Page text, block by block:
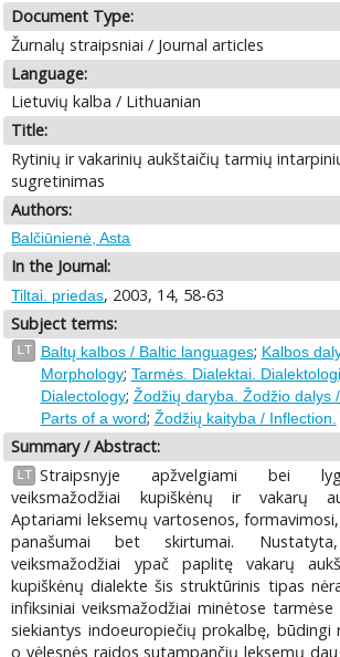
Document Type:
Žurnalų straipsniai / Journal articles
Language:
Lietuvių kalba / Lithuanian
Title:
Rytinių ir vakarinių aukštaičių tarmių
sugretinimas
Authors:
Balčiūnienė, Asta
In the Journal:
Tiltai. priedas, 2003, 14, 58-63
Subject terms:
LT Baltų kalbos / Baltic languages; Kalbos
Morphology; Tarmės. Dialektai.
Dialectology; Žodžių daryba. Žodžio dalys
Parts of a word; Žodžių kaityba / Inflection.
Summary / Abstract:
LT Straipsnyje apžvelgiami bei
veiksmažodžiai kupiškėnų ir vakarų
Aptariami leksemų vartosenos,
panašumai bet skirtumai.
veiksmažodžiai ypač paplitę vakarų
kupiškėnų dialekte šis struktūrinis tipas
infiksiniai veiksmažodžiai minėtose
siekiantys indoeuropiečių prokalbę,
o vėlesnės raidos sutampančių leksemų